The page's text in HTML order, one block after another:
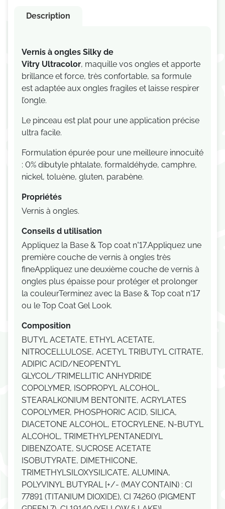
Description
Vernis à ongles Silky de
Vitry Ultracolor, maquille vos ongles et apporte
brillance et force, très confortable, sa formule
est adaptée aux ongles fragiles et laisse respirer
l’ongle.
Le pinceau est plat pour une application précise
ultra facile.
Formulation épurée pour une meilleure innocuité
: 0% dibutyle phtalate, formaldéhyde, camphre,
nickel, toluène, gluten, parabène.
Propriétés
Vernis à ongles.
Conseils d utilisation
Appliquez la Base & Top coat n°17.Appliquez une
première couche de vernis à ongles très
fineAppliquez une deuxième couche de vernis à
ongles plus épaisse pour protéger et prolonger
la couleurTerminez avec la Base & Top coat n°17
ou le Top Coat Gel Look.
Composition
BUTYL ACETATE, ETHYL ACETATE,
NITROCELLULOSE, ACETYL TRIBUTYL CITRATE,
ADIPIC ACID/NEOPENTYL
GLYCOL/TRIMELLITIC ANHYDRIDE
COPOLYMER, ISOPROPYL ALCOHOL,
STEARALKONIUM BENTONITE, ACRYLATES
COPOLYMER, PHOSPHORIC ACID, SILICA,
DIACETONE ALCOHOL, ETOCRYLENE, N-BUTYL
ALCOHOL, TRIMETHYLPENTANEDIYL
DIBENZOATE, SUCROSE ACETATE
ISOBUTYRATE, DIMETHICONE,
TRIMETHYLSILOXYSILICATE, ALUMINA,
POLYVINYL BUTYRAL [+/- (MAY CONTAIN) : CI
77891 (TITANIUM DIOXIDE), CI 74260 (PIGMENT